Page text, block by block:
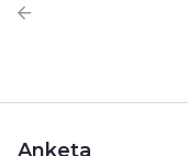
Anketa